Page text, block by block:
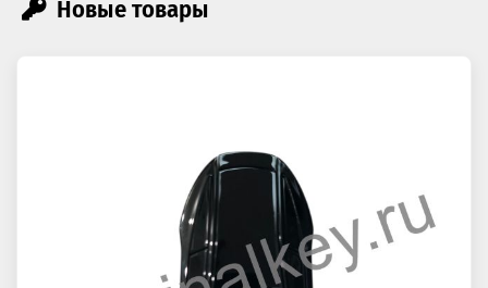
Новые товары